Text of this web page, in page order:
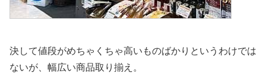
決して値段がめちゃくちゃ高いものばかりというわけでは
ないが、幅広い商品取り揃え。